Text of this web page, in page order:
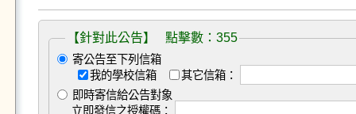
【針對此公告】 點擊數：355
寄公告至下列信箱
我的學校信箱
其它信箱：
即時寄信給公告對象
立即發信之授權碼：